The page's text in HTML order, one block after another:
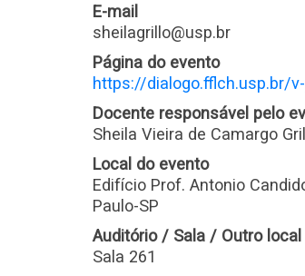
E-mail
sheilagrillo@usp.br
Página do evento
https://dialogo.fflch.usp.br/
Docente responsável pelo
Sheila Vieira de Camargo
Local do evento
Edifício Prof. Antonio
Paulo-SP
Auditório / Sala / Outro local
Sala 261